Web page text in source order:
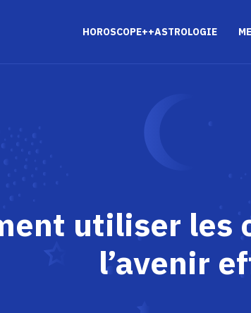
HOROSCOPE++ASTROLOGIE
utiliser les
l’avenir